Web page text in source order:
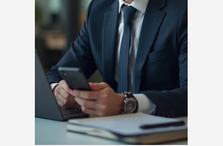
Avatar Video
Video de IA
Foto AI
Otras herramientas
Ver todas las plantillas